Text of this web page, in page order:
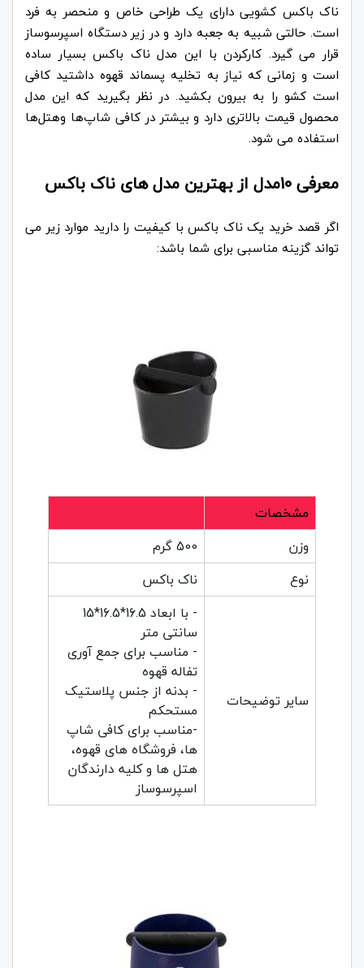
ناک باکس کشویی دارای یک طراحی خاص و منحصر به فرد
است. حالتی شبیه به جعبه دارد و در زیر دستگاه اسپرسوساز
قرار می گیرد. کارکردن با این مدل ناک باکس بسیار ساده
است و زمانی که نیاز به تخلیه پسماند قهوه داشتید کافی
است کشو را به بیرون بکشید. در نظر بگیرید که این مدل
محصول قیمت بالاتری دارد و بیشتر در کافی‌ شاپ‌ها وهتل‌ها
استفاده می شود.
معرفی 10مدل از بهترین مدل های ناک باکس
اگر قصد خرید یک ناک باکس با کیفیت را دارید موارد زیر می
تواند گزینه مناسبی برای شما باشد:
مشخصات
وزن
500 گرم
نوع
ناک باکس
سایر توضیحات
- با ابعاد 16.5*16.5*15
سانتی متر
- مناسب برای جمع آوری
تفاله قهوه
- بدنه از جنس پلاستیک
مستحکم
-مناسب برای کافی شاپ
ها، فروشگاه های قهوه،
هتل ها و کلیه دارندگان
اسپرسوساز